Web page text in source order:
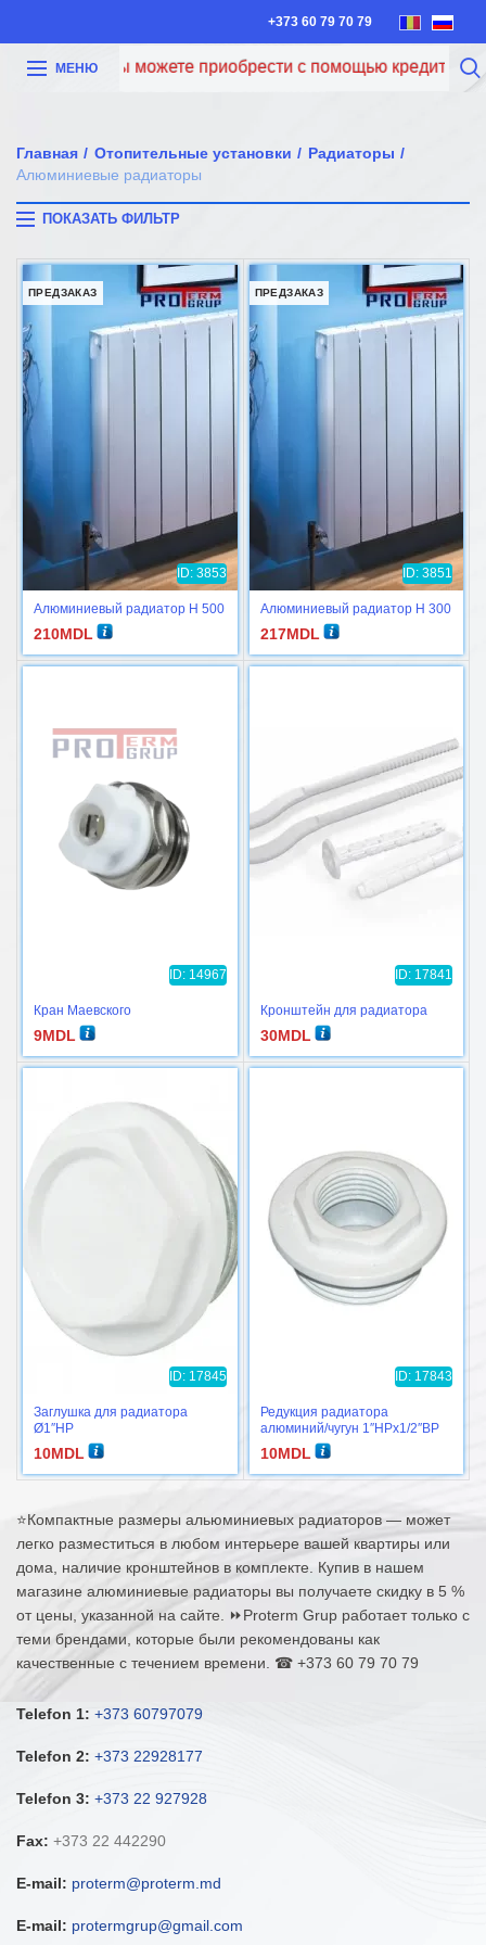
+373 60 79 70 79
МЕНЮ
Теперь вы можете приобрести с помощью кредита
Главная Отопительные установки
Pадиаторы
Алюминиевые радиаторы
ПОКАЗАТЬ ФИЛЬТР
ID: 3853
ПРЕДЗАКАЗ
Алюминиевый радиатор H 500
210MDL
ID: 3851
ПРЕДЗАКАЗ
Алюминиевый радиатор H 300
217MDL
ID: 14967
Кран Маевского
9MDL
ID: 17841
Кронштейн для радиатора
30MDL
ID: 17845
Заглушка для радиатора
Ø1″НР
10MDL
ID: 17843
Редукция радиатора
алюминий/чугун 1″НРx1/2″ВР
левая/правая
10MDL
⭐Компактные размеры альюминиевых радиаторов — может
легко разместиться в любом интерьере вашей квартиры или
дома, наличие кронштейнов в комплекте. Купив в нашем
магазине алюминиевые радиаторы вы получаете скидку в 5 %
от цены, указанной на сайте. ⏩Proterm Grup работает только с
теми брендами, которые были рекомендованы как
качественные с течением времени. ☎ +373 60 79 70 79
Telefon 1: +373 60797079
Telefon 2: +373 22928177
Telefon 3: +373 22 927928
Fax: +373 22 442290
E-mail: proterm@proterm.md
E-mail: protermgrup@gmail.com